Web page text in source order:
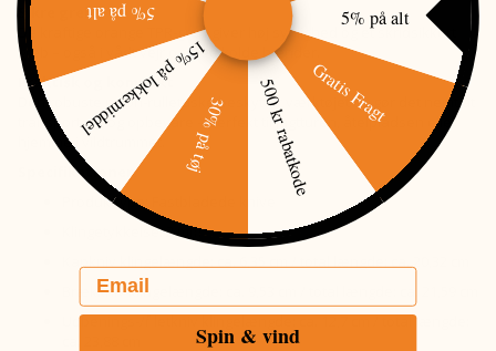
Sikre greb
De kraftige orange TPR-greb giver høj synlighed og et skridsikkert
greb – også i vådt vejr og med kolde hænder.
Praktisk og kompakt
Den robuste nylon-rulletaske beskytter værktøjet og gør det nemt at
transportere og opbevare – perfekt til jagtturen, åtelpladsen eller
hjemme i vildtrummet.
Specifikationer:
Produkttype: Fastbladede knive
Klingetykkelse: 2 mm
Kapkniv klingelængde: ca. 6,35 cm / total længde: ca. 20,32 cm
Brækkniv klingelængde: ca. 9,53 cm / total længde: ca. 21,59 cm
Udbenings-/filetkniv klingelængde: ca. 12,7 cm / total længde:
5% på alt
Gratis Fragt
500 kr rabatkode
30% på tøj
15% på lokkemiddel
5% på alt
Email
Spin & vind